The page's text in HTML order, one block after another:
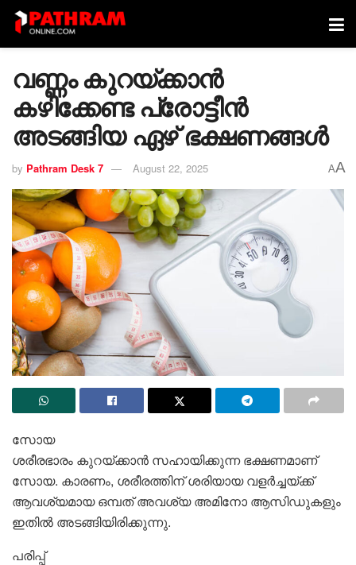
വണ്ണം കുറയ്ക്കാൻ
കഴിക്കേണ്ട പ്രോട്ടീൻ
അടങ്ങിയ ഏഴ് ഭക്ഷണങ്ങൾ
by Pathram Desk 7 August 22, 2025 AA
സോയ
ശരീരഭാരം കുറയ്ക്കാൻ സഹായിക്കുന്ന ഭക്ഷണമാണ്
സോയ. കാരണം, ശരീരത്തിന് ശരിയായ വളർച്ചയ്ക്ക്
ആവശ്യമായ ഒമ്പത് അവശ്യ അമിനോ ആസിഡുകളും
ഇതിൽ അടങ്ങിയിരിക്കുന്നു.
പരിപ്പ്